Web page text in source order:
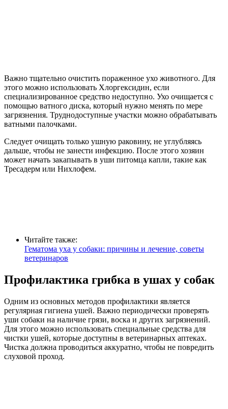
Важно тщательно очистить пораженное ухо животного. Для
этого можно использовать Хлоргексидин, если
специализированное средство недоступно. Ухо очищается с
помощью ватного диска, который нужно менять по мере
загрязнения. Труднодоступные участки можно обрабатывать
ватными палочками.
Следует очищать только ушную раковину, не углубляясь
дальше, чтобы не занести инфекцию. После этого хозяин
может начать закапывать в уши питомца капли, такие как
Тресадерм или Нихлофем.
Читайте также:
Гематома уха у собаки: причины и лечение, советы
ветеринаров
Профилактика грибка в ушах у собак
Одним из основных методов профилактики является
регулярная гигиена ушей. Важно периодически проверять
уши собаки на наличие грязи, воска и других загрязнений.
Для этого можно использовать специальные средства для
чистки ушей, которые доступны в ветеринарных аптеках.
Чистка должна проводиться аккуратно, чтобы не повредить
слуховой проход.